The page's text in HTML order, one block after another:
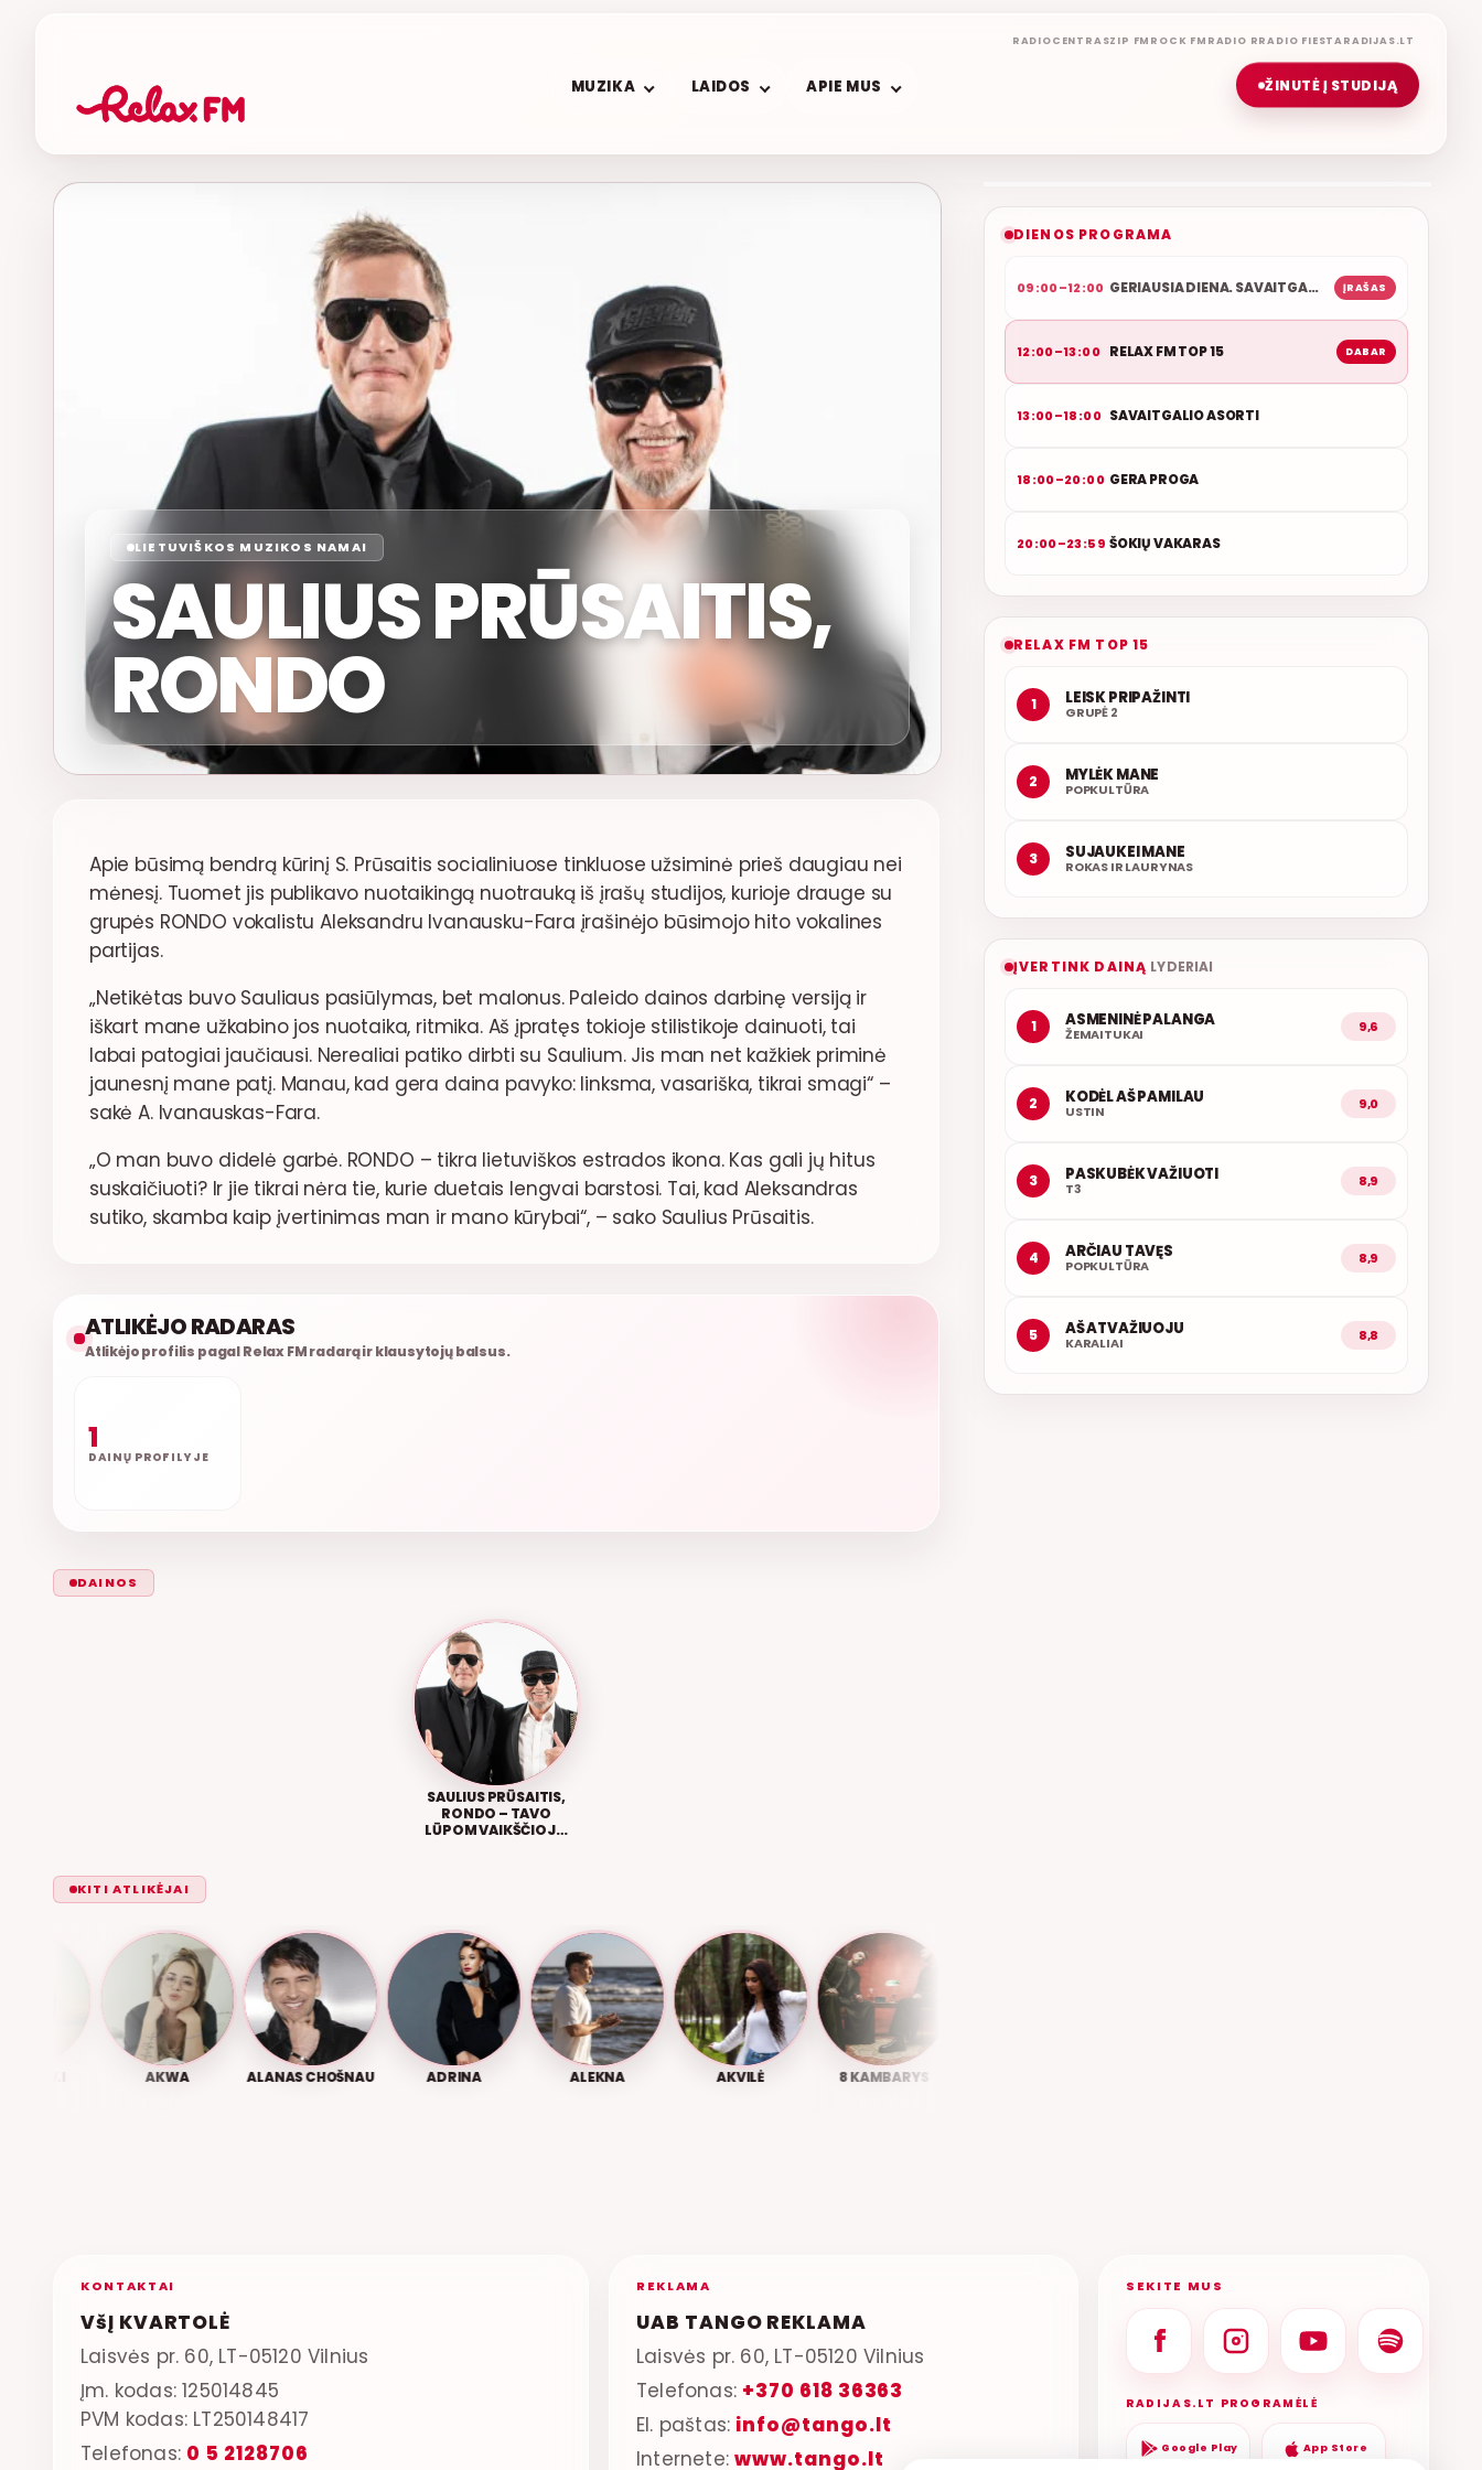
RADIOCENTRASZIP FM ROCK FM RADIO RRADIO FIESTARADIJAS.LT
ŽINUTĖ Į STUDIJĄ
MUZIKA LAIDOS APIE MUS
LIETUVIŠKOS MUZIKOS NAMAI
SAULIUS PRŪSAITIS,
RONDO
Apie būsimą bendrą kūrinį S. Prūsaitis socialiniuose tinkluose užsiminė prieš daugiau nei
mėnesį. Tuomet jis publikavo nuotaikingą nuotrauką iš įrašų studijos, kurioje drauge su
grupės RONDO vokalistu Aleksandru Ivanausku-Fara įrašinėjo būsimojo hito vokalines
partijas.
„Netikėtas buvo Sauliaus pasiūlymas, bet malonus. Paleido dainos darbinę versiją ir
iškart mane užkabino jos nuotaika, ritmika. Aš įpratęs tokioje stilistikoje dainuoti, tai
labai patogiai jaučiausi. Nerealiai patiko dirbti su Saulium. Jis man net kažkiek priminė
jaunesnį mane patį. Manau, kad gera daina pavyko: linksma, vasariška, tikrai smagi“ –
sakė A. Ivanauskas-Fara.
„O man buvo didelė garbė. RONDO – tikra lietuviškos estrados ikona. Kas gali jų hitus
suskaičiuoti? Ir jie tikrai nėra tie, kurie duetais lengvai barstosi. Tai, kad Aleksandras
sutiko, skamba kaip įvertinimas man ir mano kūrybai“, – sako Saulius Prūsaitis.
ATLIKĖJO RADARAS
Atlikėjo profilis pagal Relax FM radarą ir klausytojų balsus.
1
DAINŲ PROFILYJE
DAINOS
SAULIUS PRŪSAITIS,
RONDO – TAVO
LŪPOM VAIKŠČIOJO
KITI ATLIKĖJAI
AKWA ALANAS CHOŠNAU ADRINA ALEKNA AKVILĖ 8 KAMBARYS
ETERYJE
RELAX FM TOP 15 ROLANDAS JANAUDIS
DIENOS PROGRAMA
09:00–12:00 GERIAUSIA DIENA. SAVAITGALIS ĮRAŠAS
12:00–13:00 RELAX FM TOP 15 DABAR
13:00–18:00 SAVAITGALIO ASORTI
18:00–20:00 GERA PROGA
20:00–23:59 ŠOKIŲ VAKARAS
RELAX FM TOP 15
1 LEISK PRIPAŽINTI
GRUPĖ 2
2 MYLĖK MANE
POPKULTŪRA
3 SUJAUKEI MANE
ROKAS IR LAURYNAS
ĮVERTINK DAINĄ LYDERIAI
1 ASMENINĖ PALANGA
ŽEMAITUKAI 9,6
2 KODĖL AŠ PAMILAU
USTIN 9,0
3 PASKUBĖK VAŽIUOTI
T3 8,9
4 ARČIAU TAVĘS
POPKULTŪRA 8,9
5 AŠ ATVAŽIUOJU
KARALIAI 8,8
KONTAKTAI
VšĮ KVARTOLĖ
Laisvės pr. 60, LT-05120 Vilnius
Įm. kodas: 125014845
PVM kodas: LT250148417
Telefonas: 0 5 2128706
REKLAMA
UAB TANGO REKLAMA
Laisvės pr. 60, LT-05120 Vilnius
Telefonas: +370 618 36363
El. paštas: info@tango.lt
Internete:www.tango.lt
SEKITE MUS
RADIJAS.LT PROGRAMĖLĖ
Google Play App Store